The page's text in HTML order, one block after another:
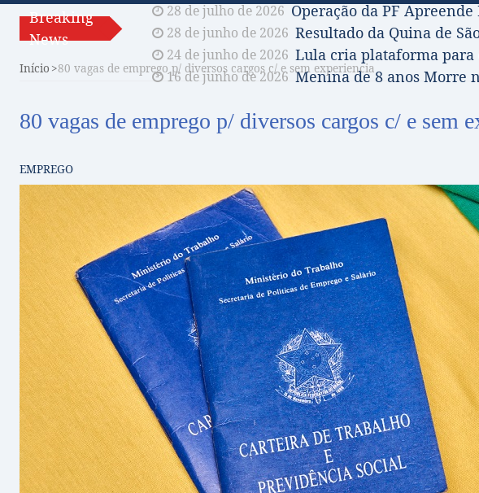
Breaking
News
28 de julho de 2026 Operação da PF
28 de junho de 2026 Resultado da Quina de
24 de junho de 2026 Lula cria plataforma para
16 de junho de 2026 Menina de 8 anos Morre
Início 80 vagas de emprego p/ diversos cargos c/ e sem experiencia
80 vagas de emprego p/ diversos cargos c/ e sem
EMPREGO